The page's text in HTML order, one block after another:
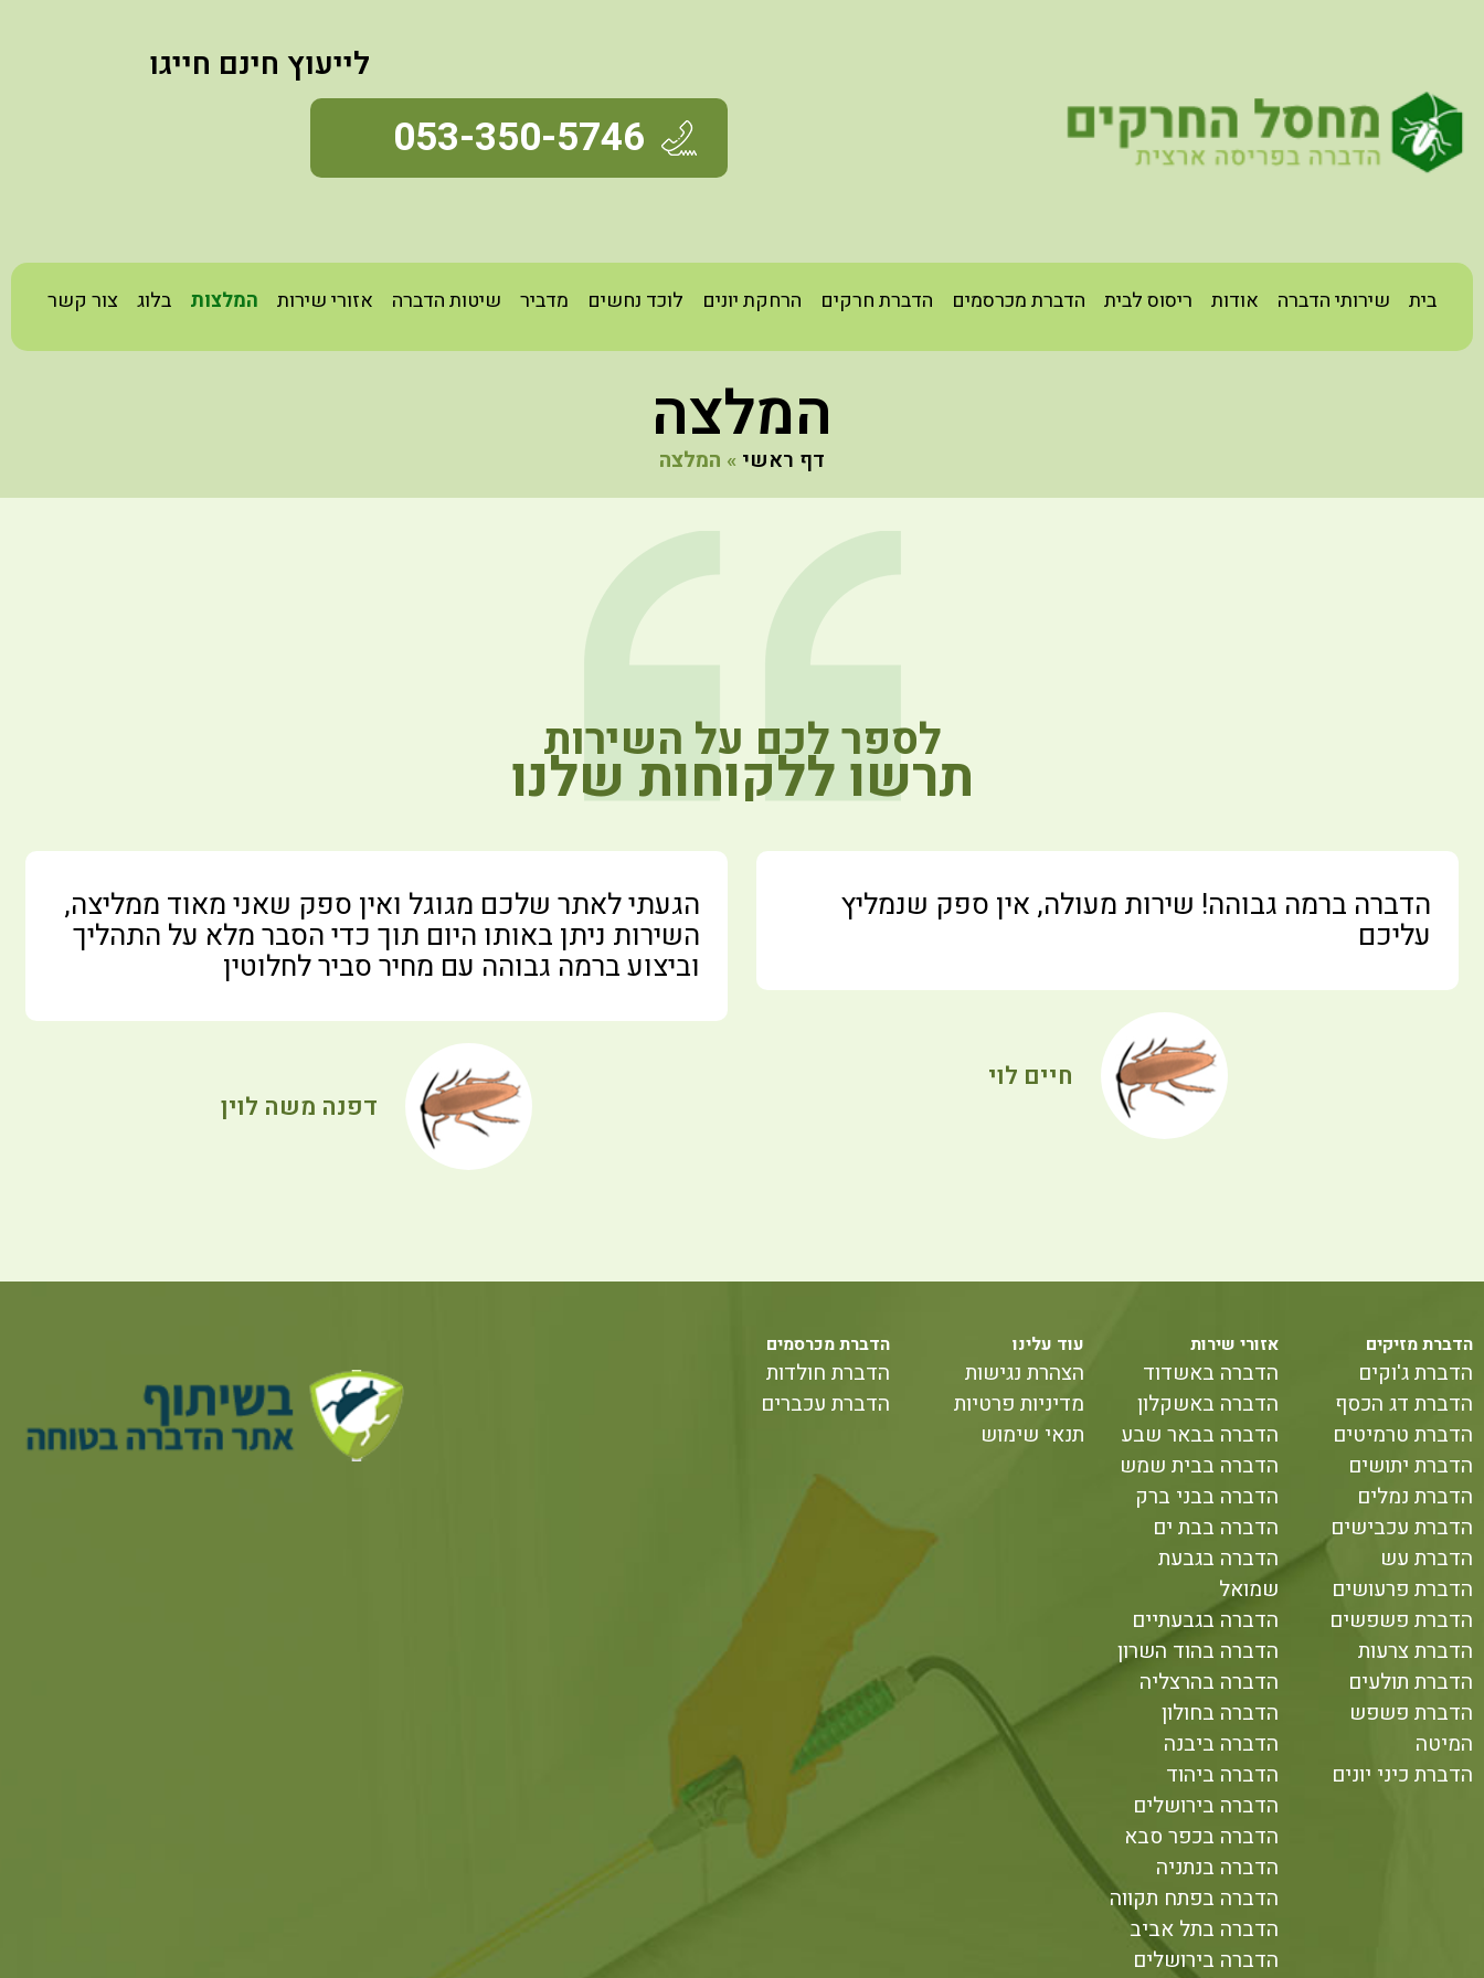
לייעוץ חינם חייגו
053-350-5746
בית שירותי הדברה אודות ריסוס לבית הדברת מכרסמים הדברת חרקים הרחקת יונים לוכד נחשים מדביר שיטות הדברה אזורי שירות המלצות בלוג צור קשר
המלצה
דף ראשי » המלצה
לספר לכם על השירות
תרשו ללקוחות שלנו
הדברה ברמה גבוהה! שירות מעולה, אין ספק שנמליץ
עליכם
חיים לוי
הגעתי לאתר שלכם מגוגל ואין ספק שאני מאוד ממליצה,
השירות ניתן באותו היום תוך כדי הסבר מלא על התהליך
וביצוע ברמה גבוהה עם מחיר סביר לחלוטין
דפנה משה לוין
הדברת מזיקים
הדברת ג'וקים
הדברת דג הכסף
הדברת טרמיטים
הדברת יתושים
הדברת נמלים
הדברת עכבישים
הדברת עש
הדברת פרעושים
הדברת פשפשים
הדברת צרעות
הדברת תולעים
הדברת פשפש
המיטה
הדברת כיני יונים
אזורי שירות
הדברה באשדוד
הדברה באשקלון
הדברה בבאר שבע
הדברה בבית שמש
הדברה בבני ברק
הדברה בבת ים
הדברה בגבעת
שמואל
הדברה בגבעתיים
הדברה בהוד השרון
הדברה בהרצליה
הדברה בחולון
הדברה ביבנה
הדברה ביהוד
הדברה בירושלים
הדברה בכפר סבא
הדברה בנתניה
הדברה בפתח תקווה
הדברה בתל אביב
הדברה בירושלים
עוד עלינו
הצהרת נגישות
מדיניות פרטיות
תנאי שימוש
הדברת מכרסמים
הדברת חולדות
הדברת עכברים